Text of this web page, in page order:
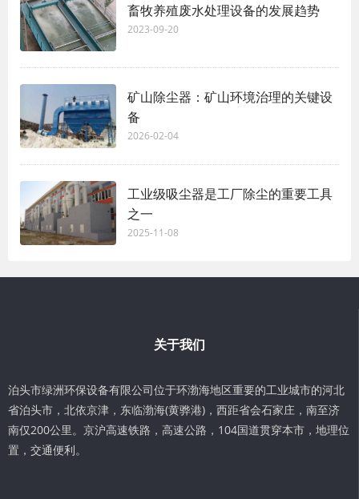
畜牧养殖废水处理设备的发展趋势
2023-09-20
矿山除尘器：矿山环境治理的关键设
备
2026-02-04
工业级吸尘器是工厂除尘的重要工具
之一
2025-11-08
关于我们
泊头市绿洲环保设备有限公司位于环渤海地区重要的工业城市的河北
省泊头市，北依京津，东临渤海(黄骅港)，西距省会石家庄，南至济
南仅200公里。京沪高速铁路，高速公路，104国道贯穿本市，地理位
置，交通便利。